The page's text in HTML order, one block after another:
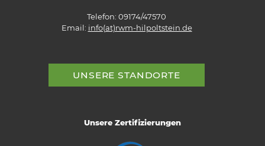
Telefon: 09174/47570
Email: info(at)rwm-hilpoltstein.de
UNSERE STANDORTE
Unsere Zertifizierungen